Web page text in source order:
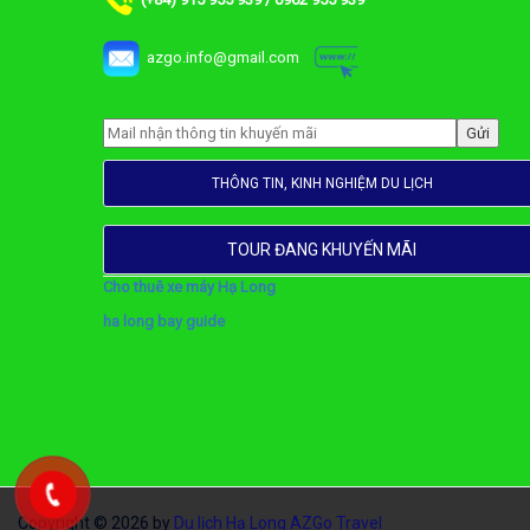
azgo.info@gmail.com
THÔNG TIN, KINH NGHIỆM DU LỊCH
TOUR ĐANG KHUYẾN MÃI
Cho thuê xe máy Hạ Long
ha long bay guide
Copyright © 2026 by Du lịch Hạ Long AZGo Travel